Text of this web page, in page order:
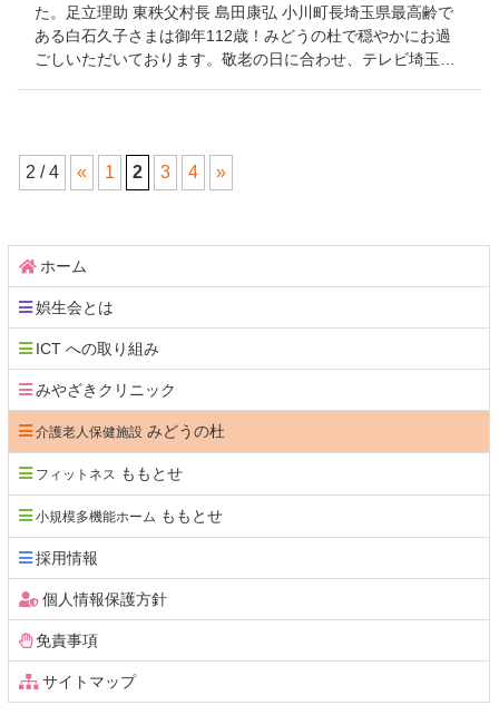
た。足立理助 東秩父村長 島田康弘 小川町長埼玉県最高齢で
ある白石久子さまは御年112歳！みどうの杜で穏やかにお過
ごしいただいております。敬老の日に合わせ、テレビ埼玉…
2 / 4 « 1 2 3 4
»
テ
ン
ツ
本
文
の
へ
戻
る
ジ
の
先
頭
へ
戻
ホーム
娯生会とは
ICT への取り組み
みやざきクリニック
介護老人保健施設 みどうの杜
フィットネス ももとせ
小規模多機能ホーム ももとせ
採用情報
個人情報保護方針
免責事項
サイトマップ